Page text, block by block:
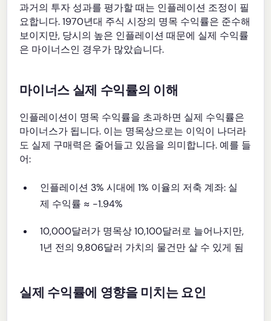
과거의 투자 성과를 평가할 때는 인플레이션 조정이 필
요합니다. 1970년대 주식 시장의 명목 수익률은 준수해
보이지만, 당시의 높은 인플레이션 때문에 실제 수익률
은 마이너스인 경우가 많았습니다.
마이너스 실제 수익률의 이해
인플레이션이 명목 수익률을 초과하면 실제 수익률은
마이너스가 됩니다. 이는 명목상으로는 이익이 나더라
도 실제 구매력은 줄어들고 있음을 의미합니다. 예를 들
어:
인플레이션 3% 시대에 1% 이율의 저축 계좌: 실
제 수익률 ≈ -1.94%
10,000달러가 명목상 10,100달러로 늘어나지만,
1년 전의 9,806달러 가치의 물건만 살 수 있게 됨
실제 수익률에 영향을 미치는 요인